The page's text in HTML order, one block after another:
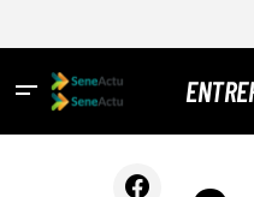
dépend étroitement du